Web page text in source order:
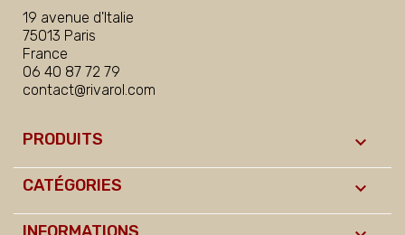
19 avenue d'Italie
75013 Paris
France
06 40 87 72 79
contact@rivarol.com
PRODUITS 
CATÉGORIES 